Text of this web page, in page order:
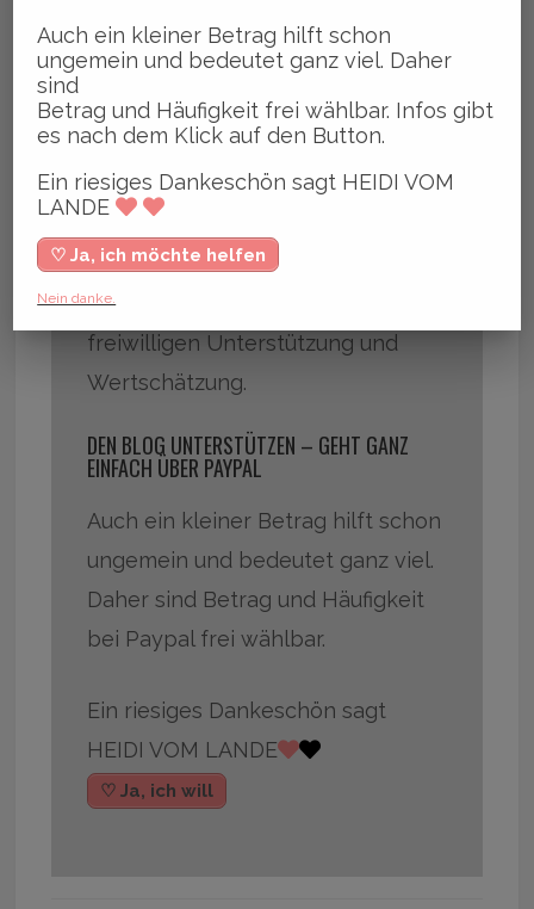
Der Artikel ist kostenfrei
zugänglich – es gibt keine Paywall
hier im Blog.
Das heißt aber nicht, dass Online-
Journalismus nicht finanziert
werden kann.
Daher gibt es die Möglichkeit zur
freiwilligen Unterstützung und
Wertschätzung.
DEN BLOG UNTERSTÜTZEN – GEHT GANZ
EINFACH ÜBER PAYPAL
Auch ein kleiner Betrag hilft schon
ungemein und bedeutet ganz viel.
Daher sind Betrag und Häufigkeit
bei Paypal frei wählbar.
Ein riesiges Dankeschön sagt
HEIDI VOM LANDE
♡ Ja, ich will
Auch ein kleiner Betrag hilft schon
ungemein und bedeutet ganz viel. Daher
sind
Betrag und Häufigkeit frei wählbar. Infos gibt
es nach dem Klick auf den Button.
Ein riesiges Dankeschön sagt HEIDI VOM
LANDE
♡ Ja, ich möchte helfen
Nein danke.